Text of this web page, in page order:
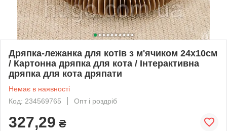
Дряпка-лежанка для котів з м'ячиком 24х10см
/ Картонна дряпка для кота / Інтерактивна
дряпка для кота дряпати
Немає в наявності
Код: 234569765
Опт і роздріб
327,29 ₴